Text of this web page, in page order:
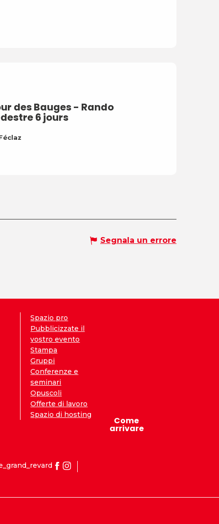
des Bauges - Rando
6 jours
Segnala un errore
Spazio pro
Pubblicizzate il
vostro evento
Stampa
Gruppi
Conferenze e
seminari
Opuscoli
Offerte di lavoro
Spazio di hosting
Come
arrivare